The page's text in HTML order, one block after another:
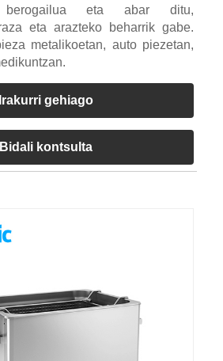
berogailua eta abar ditu,
eta arazteko beharrik gabe.
metalikoetan, auto piezetan,
Irakurri gehiago
Bidali kontsulta